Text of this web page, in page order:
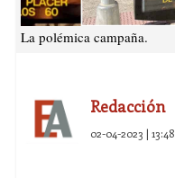
La polémica campaña.
Redacción
02-04-2023 | 13:48